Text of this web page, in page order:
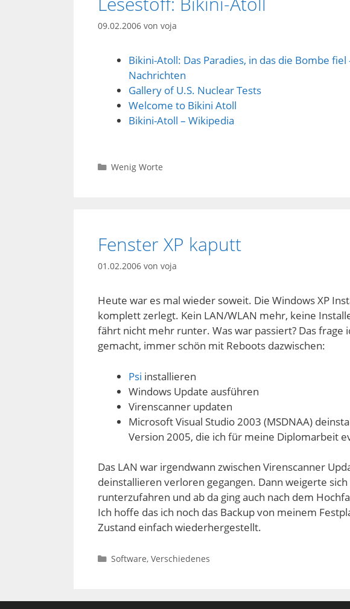
09.02.2006 von voja
Bikini-Atoll: Das Paradies, in das die Bombe fiel
Nachrichten
Gallery of U.S. Nuclear Tests
Welcome to Bikini Atoll
Bikini-Atoll – Wikipedia
Kategorien
Wenig Worte
Fenster XP kaputt
01.02.2006 von voja
Heute war es mal wieder soweit. Die Windows XP
komplett zerlegt. Kein LAN/WLAN mehr, keine
fährt nicht mehr runter. Was war passiert? Das frage
gemacht, immer schön mit Reboots dazwischen:
Psi installieren
Windows Update ausführen
Virenscanner updaten
Microsoft Visual Studio 2003 (MSDNAA)
Version 2005, die ich für meine Diplomarbeit
Das LAN war irgendwann zwischen Virenscanner
deinstallieren verloren gegangen. Dann weigerte
runterzufahren und ab da ging auch nach dem
Ich hoffe das ich noch das Backup von meinem
Zustand einfach wiederhergestellt.
Kategorien
Software, Verschiedenes